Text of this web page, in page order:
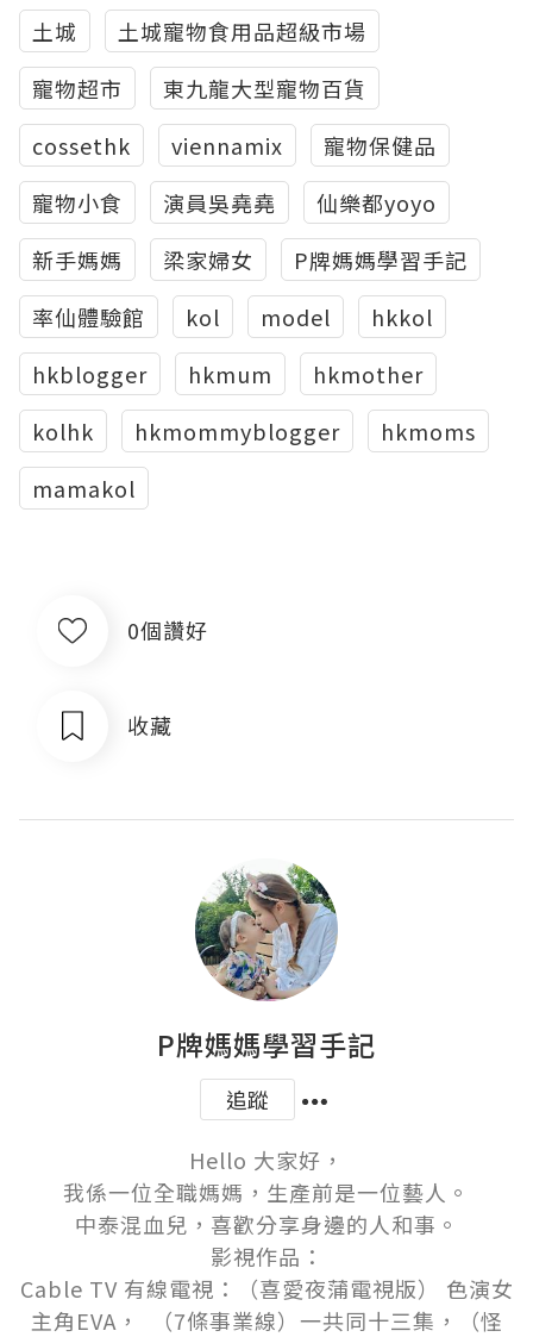
土城
土城寵物食用品超級市場
寵物超市
東九龍大型寵物百貨
cossethk
viennamix
寵物保健品
寵物小食
演員吳堯堯
仙樂都yoyo
新手媽媽
梁家婦女
P牌媽媽學習手記
率仙體驗館
kol model
hkkol
hkblogger
hkmum
hkmother
kolhk
hkmommyblogger
hkmoms
mamakol
0個讚好
收藏
P牌媽媽學習手記
追蹤
Hello 大家好，
我係一位全職媽媽，生產前是一位藝人。
中泰混血兒，喜歡分享身邊的人和事。
影視作品：
Cable TV 有線電視：（喜愛夜蒲電視版） 色演女
主角EVA，  （7條事業線）一共同十三集，（怪